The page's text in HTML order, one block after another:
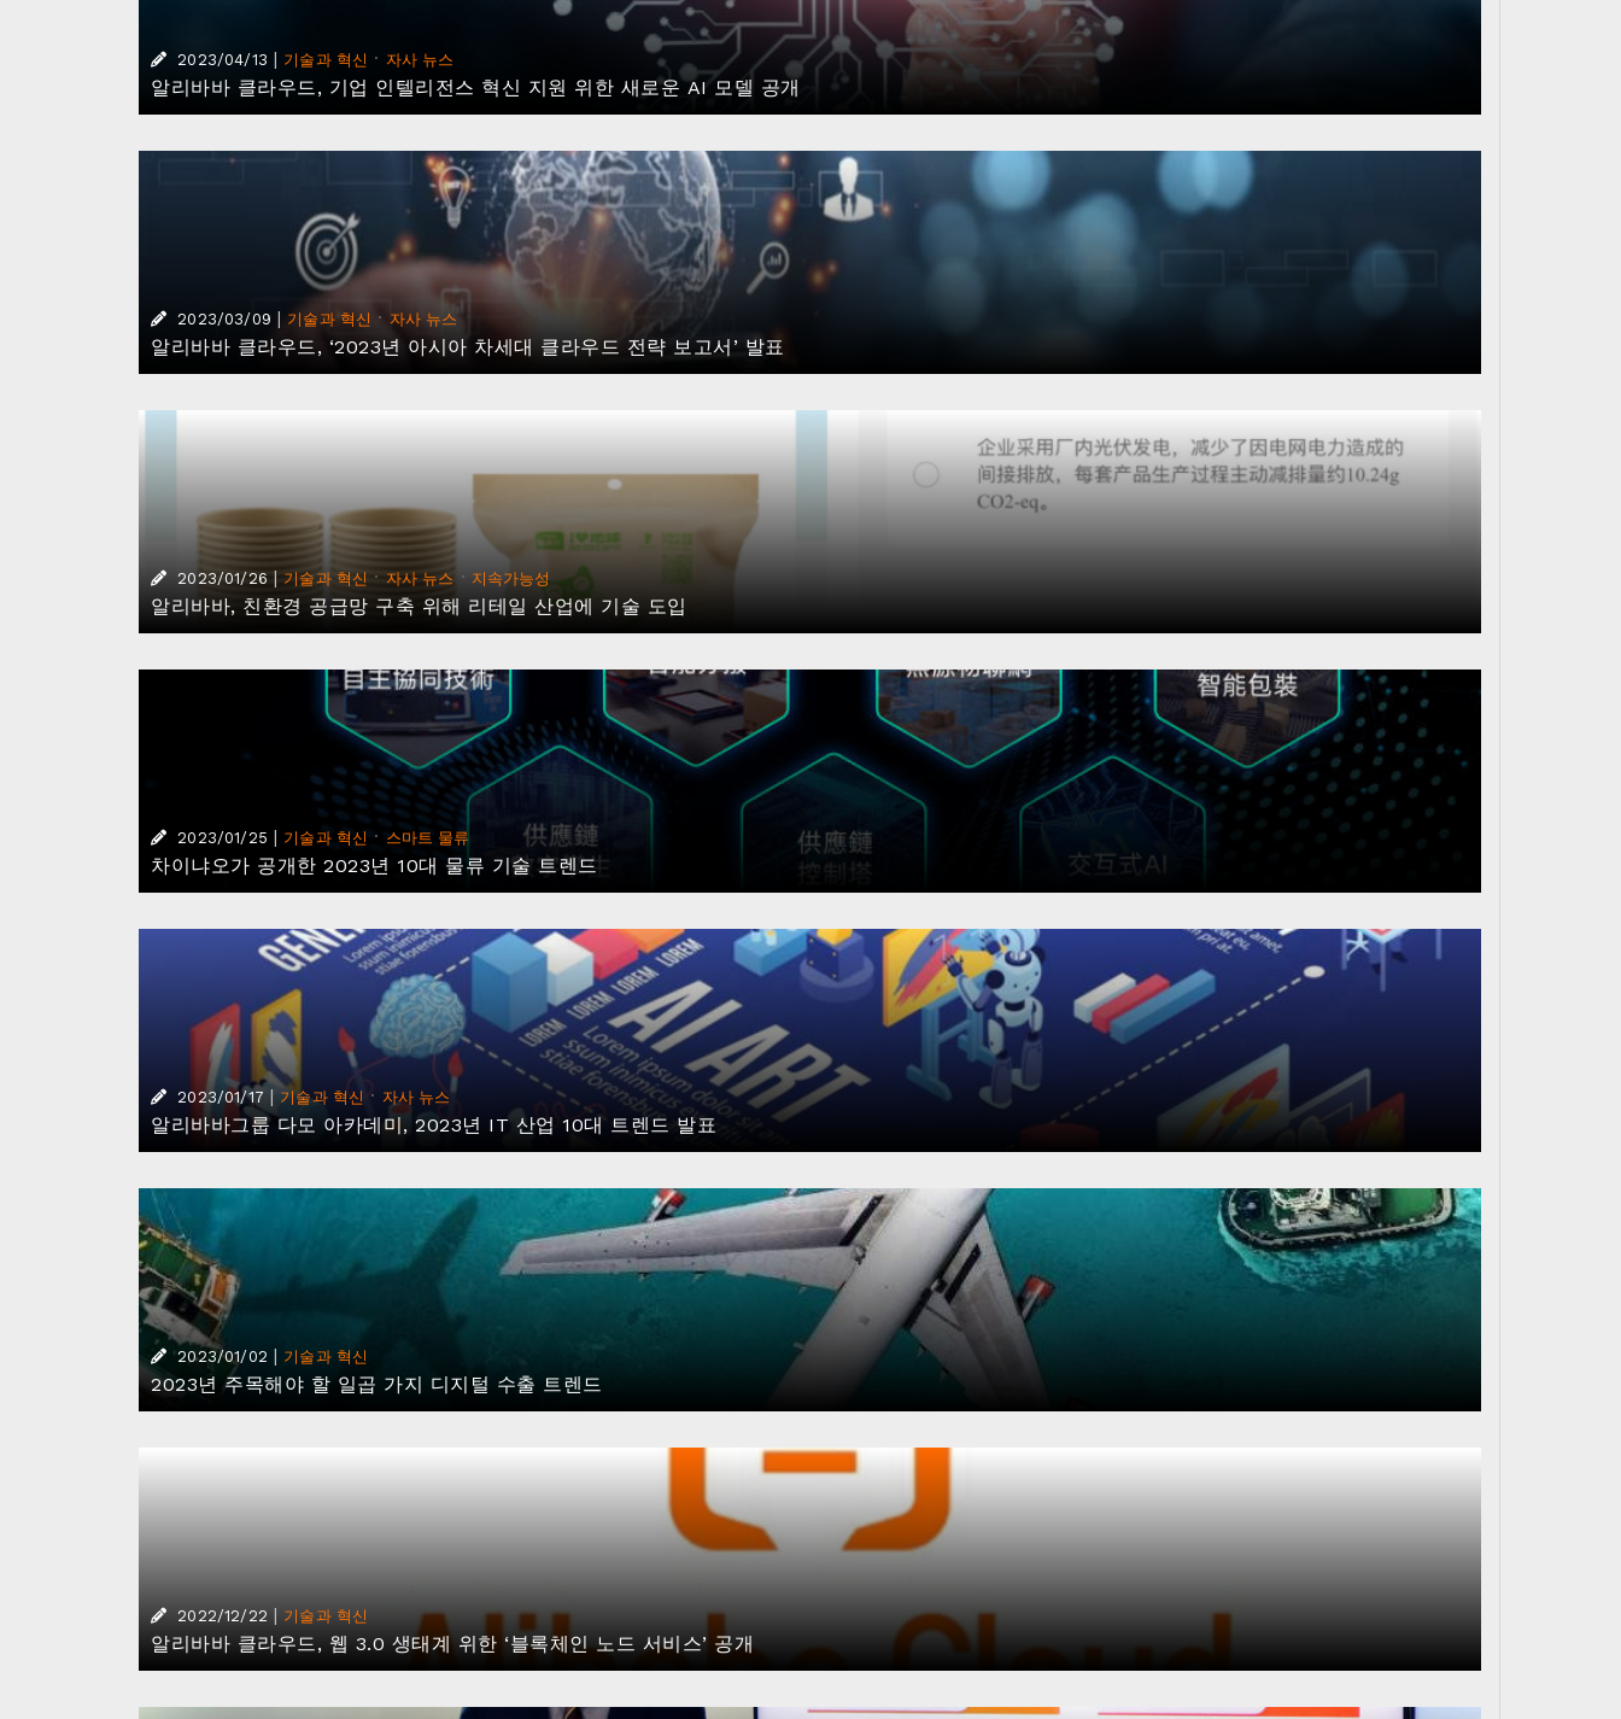
2023/04/13 | 기술과 혁신 · 자사 뉴스
알리바바 클라우드, 기업 인텔리전스 혁신 지원 위한 새로운 AI 모델 공개
2023/03/09 | 기술과 혁신 · 자사 뉴스
알리바바 클라우드, ‘2023년 아시아 차세대 클라우드 전략 보고서’ 발표
2023/01/26 | 기술과 혁신 · 자사 뉴스 · 지속가능성
알리바바, 친환경 공급망 구축 위해 리테일 산업에 기술 도입
2023/01/25 | 기술과 혁신 · 스마트 물류
차이냐오가 공개한 2023년 10대 물류 기술 트렌드
2023/01/17 | 기술과 혁신 · 자사 뉴스
알리바바그룹 다모 아카데미, 2023년 IT 산업 10대 트렌드 발표
2023/01/02 | 기술과 혁신
2023년 주목해야 할 일곱 가지 디지털 수출 트렌드
2022/12/22 | 기술과 혁신
알리바바 클라우드, 웹 3.0 생태계 위한 ‘블록체인 노드 서비스’ 공개